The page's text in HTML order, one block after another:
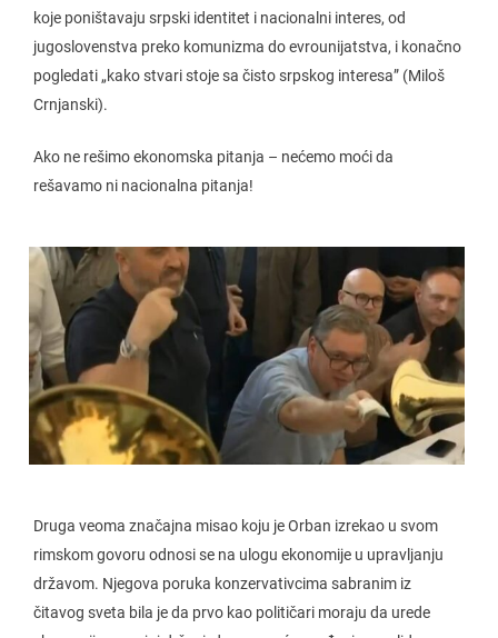
koje poništavaju srpski identitet i nacionalni interes, od
jugoslovenstva preko komunizma do evrounijatstva, i konačno
pogledati „kako stvari stoje sa čisto srpskog interesa” (Miloš
Crnjanski).
Ako ne rešimo ekonomska pitanja – nećemo moći da
rešavamo ni nacionalna pitanja!
Druga veoma značajna misao koju je Orban izrekao u svom
rimskom govoru odnosi se na ulogu ekonomije u upravljanju
državom. Njegova poruka konzervativcima sabranim iz
čitavog sveta bila je da prvo kao političari moraju da urede